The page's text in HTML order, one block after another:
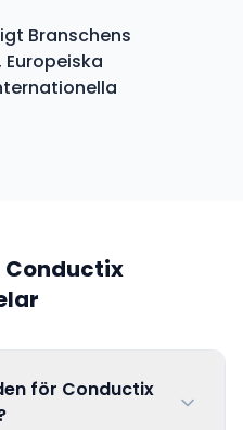
Branschens
Conductix
för Conductix